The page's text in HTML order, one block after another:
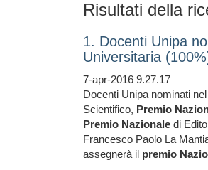
Risultati della
1. Docenti Unipa
Universitaria
7-apr-2016 9.27.17
Docenti Unipa nominati
Scientifico, Premio
Premio Nazionale di
Francesco Paolo La
assegnerà il premio